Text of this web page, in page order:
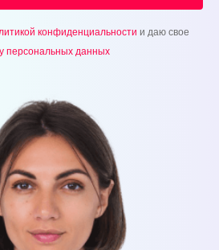
конфиденциальности и даю свое
персональных данных